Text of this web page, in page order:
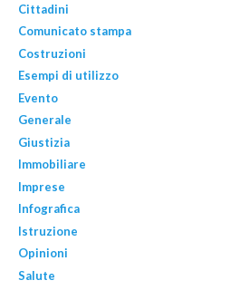
Cittadini
Comunicato stampa
Costruzioni
Esempi di utilizzo
Evento
Generale
Giustizia
Immobiliare
Imprese
Infografica
Istruzione
Opinioni
Salute